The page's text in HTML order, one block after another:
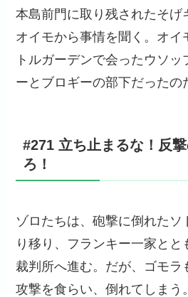
本島前門に取り残されたそげ
オイモから事情を聞く。オイ
トルガーデンで会ったウソッ
ーとブロギーの部下だったの
#271 立ち止まるな！反
ろ！
ゾロたちは、砲撃に倒れたソ
り移り、フランキー一家とと
裁判所へ進む。だが、ゴモラ
攻撃を食らい、倒れてしまう。